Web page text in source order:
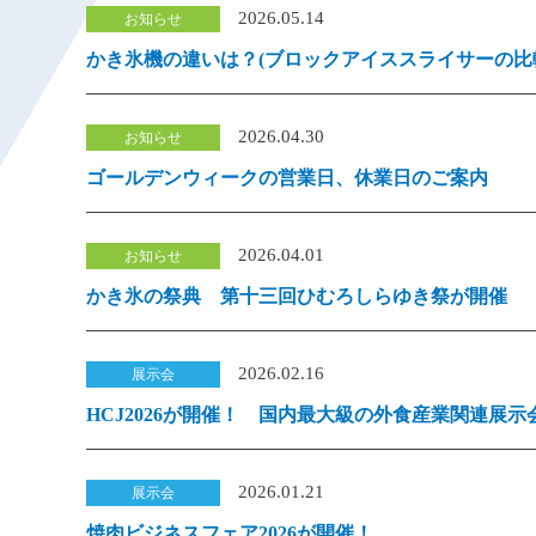
2026.05.14
かき氷機の違いは？(ブロックアイススライサーの
2026.04.30
ゴールデンウィークの営業日、休業日のご案内
2026.04.01
かき氷の祭典 第十三回ひむろしらゆき祭が開催
2026.02.16
HCJ2026が開催！ 国内最大級の外食産業関連展示
2026.01.21